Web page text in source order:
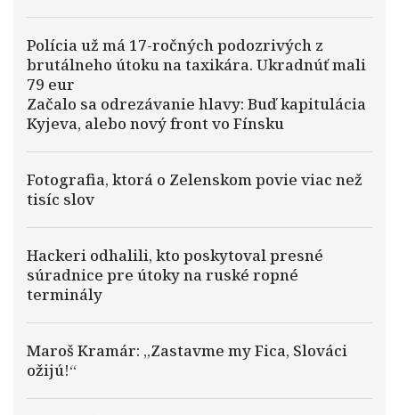
Polícia už má 17-ročných podozrivých z
brutálneho útoku na taxikára. Ukradnúť mali
79 eur
Začalo sa odrezávanie hlavy: Buď kapitulácia
Kyjeva, alebo nový front vo Fínsku
Fotografia, ktorá o Zelenskom povie viac než
tisíc slov
Hackeri odhalili, kto poskytoval presné
súradnice pre útoky na ruské ropné
terminály
Maroš Kramár: „Zastavme my Fica, Slováci
ožijú!“